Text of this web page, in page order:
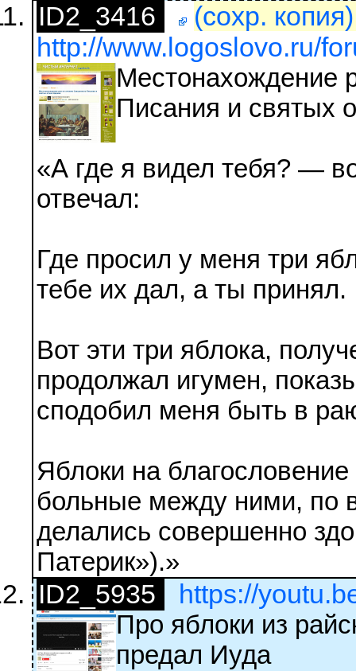
ID2_3416
(сохр.
http://www.logoslovo.ru/
Местонахождение
Писания и святых
«А где я видел тебя? —
отвечал:
Где просил у меня три
тебе их дал, а ты принял.
Вот эти три яблока,
продолжал игумен,
сподобил меня быть в
Яблоки на
больные между ними, по
делались совершенно
Патерик»).»
ID2_5935 https://
Про яблоки из
предал Иуда